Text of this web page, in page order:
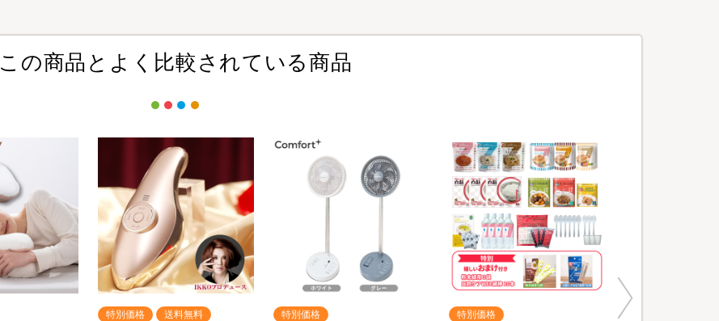
この商品とよく比較されている商品
特別価格 送料無料 特別価格 特別価格